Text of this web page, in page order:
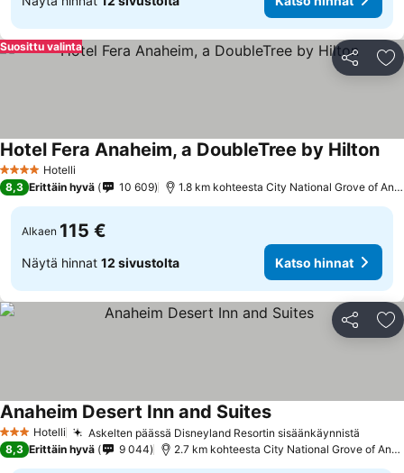
Jaa
Suosittu valinta
4 Tähtiluokitus
Hotelli
Hotel Fera Anaheim, a DoubleTree by Hilton
8,3 Erittäin hyvä 10 609 1.8 km kohteesta City National Grove of
Alkaen 115 €
Näytä hinnat 12 sivustolta Katso hinnat
Jaa
3 Tähtiluokitus
Hotelli Askelten päässä Disneyland Resortin sisäänkäynnistä
Anaheim Desert Inn and SuitesKatso hinnat
8,3 Erittäin hyvä 9 044 2.7 km kohteesta City National Grove of